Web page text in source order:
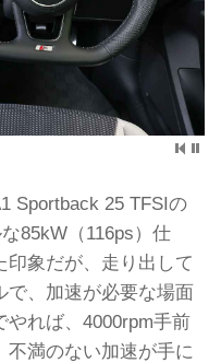
Sportback 25 TFSIの
85kW（116ps）仕
象だが、走り出して
で、加速が必要な場面
やれば、4000rpm手前
不満のない加速が手に